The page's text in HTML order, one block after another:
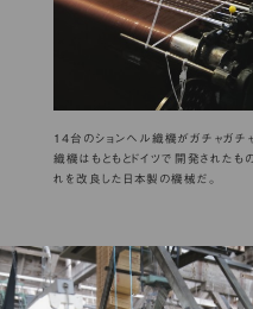
14台のションヘル織機がガチャガチ
織機はもともとドイツで開発された
れを改良した日本製の機械だ。